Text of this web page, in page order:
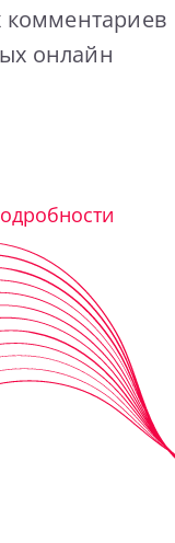
комментариев
онлайн